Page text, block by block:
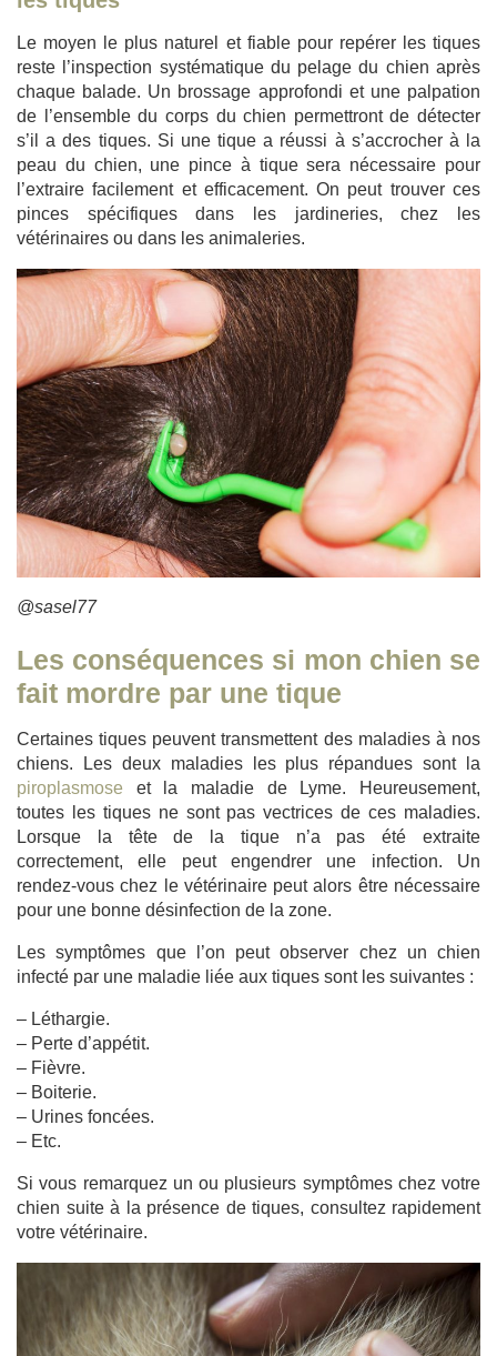
Le moyen le plus naturel et fiable pour repérer les tiques
reste l’inspection systématique du pelage du chien après
chaque balade. Un brossage approfondi et une palpation
de l’ensemble du corps du chien permettront de détecter
s’il a des tiques. Si une tique a réussi à s’accrocher à la
peau du chien, une pince à tique sera nécessaire pour
l’extraire facilement et efficacement. On peut trouver ces
pinces spécifiques dans les jardineries, chez les
vétérinaires ou dans les animaleries.
@sasel77
Les conséquences si mon chien se
fait mordre par une tique
Certaines tiques peuvent transmettent des maladies à nos
chiens. Les deux maladies les plus répandues sont la
piroplasmose et la maladie de Lyme. Heureusement,
toutes les tiques ne sont pas vectrices de ces maladies.
Lorsque la tête de la tique n’a pas été extraite
correctement, elle peut engendrer une infection. Un
rendez-vous chez le vétérinaire peut alors être nécessaire
pour une bonne désinfection de la zone.
Les symptômes que l’on peut observer chez un chien
infecté par une maladie liée aux tiques sont les suivantes :
– Léthargie.
– Perte d’appétit.
– Fièvre.
– Boiterie.
– Urines foncées.
– Etc.
Si vous remarquez un ou plusieurs symptômes chez votre
chien suite à la présence de tiques, consultez rapidement
votre vétérinaire.